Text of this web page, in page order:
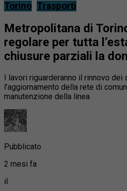
Torino Trasporti
Metropolitana di
regolare per tutta
chiusure parziali la
I lavori riguarderanno il rinnovo dei
l’aggiornamento della rete di
manutenzione della linea
Pubblicato
2 mesi fa
il